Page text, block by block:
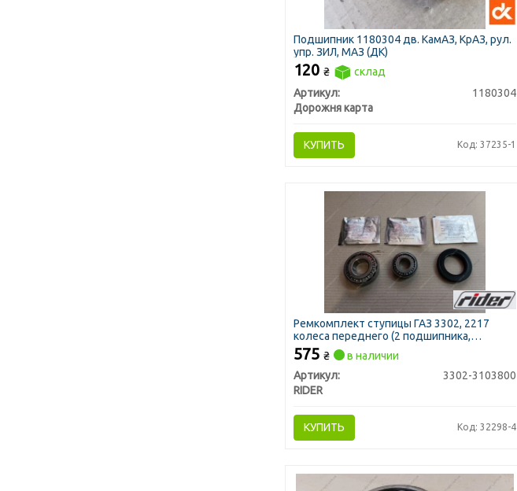
Подшипник 1180304 дв. КамАЗ, КрАЗ, рул.
упр. ЗИЛ, МАЗ (ДК)
120 ₴
склад
Артикул:
1180304
Дорожня карта
КУПИТЬ Код: 37235-1
Ремкомплект ступицы ГАЗ 3302, 2217
колеса переднего (2 подшипника,
манжета) (RIDER)
575 ₴
в наличии
Артикул:
3302-3103800
RIDER
КУПИТЬ Код: 32298-4